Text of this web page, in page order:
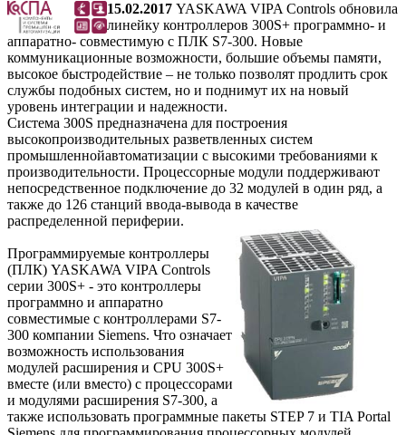
15.02.2017 YASKAWA VIPA Controls обновила
линейку контроллеров 300S+ программно- и
аппаратно- совместимую с ПЛК S7-300. Новые
коммуникационные возможности, большие объемы памяти,
высокое быстродействие – не только позволят продлить срок
службы подобных систем, но и поднимут их на новый
уровень интеграции и надежности.
Система 300S предназначена для построения
высокопроизводительных разветвленных систем
промышленнойавтоматизации с высокими требованиями к
производительности. Процессорные модули поддерживают
непосредственное подключение до 32 модулей в один ряд, а
также до 126 станций ввода-вывода в качестве
распределенной периферии.
Программируемые контроллеры
(ПЛК) YASKAWA VIPA Controls
серии 300S+ - это контроллеры
программно и аппаратно
совместимые с контроллерами S7-
300 компании Siemens. Что означает
возможность использования
модулей расширения и CPU 300S+
вместе (или вместо) с процессорами
и модулями расширения S7-300, а
также использовать программные пакеты STEP 7 и TIA Portal